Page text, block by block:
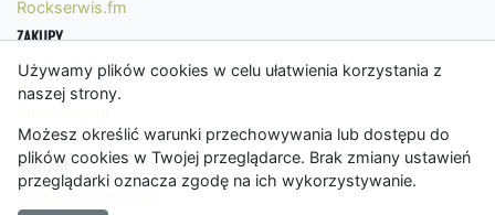
Używamy plików cookies w celu ułatwienia korzystania z
naszej strony.
Możesz określić warunki przechowywania lub dostępu do
plików cookies w Twojej przeglądarce. Brak zmiany ustawień
przeglądarki oznacza zgodę na ich wykorzystywanie.
Rockserwis.fm
ZAKUPY
Formy płatności
Koszty wysyłki
Regulamin
KONTAKT
bok@rockserwis.pl